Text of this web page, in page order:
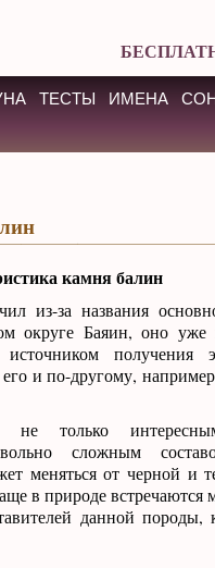
ТЕСТЫ ИМЕНА
камня балин
из-за названия
округе Баяин, оно уже
источником получения
и по-другому,
не только
сложным
меняться от черной и
в природе встречаются
данной породы,